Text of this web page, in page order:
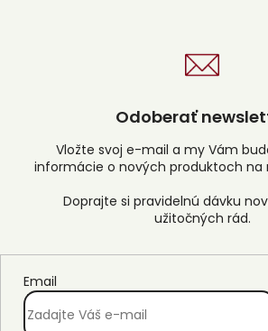
Odoberať
Vložte svoj e-mail a my Vám
informácie o nových produktoch na
Email